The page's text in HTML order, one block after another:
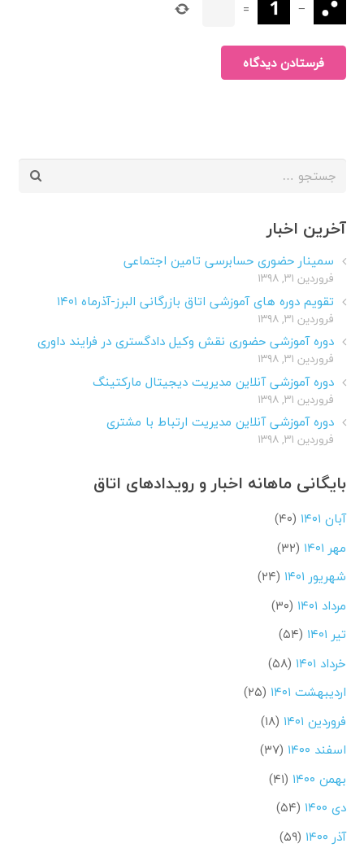
−
=
فرستادن دیدگاه
جستجو
آخرین اخبار
سمینار حضوری حسابرسی تامین اجتماعی
فروردین ۳۱, ۱۳۹۸
تقویم دوره های آموزشی اتاق بازرگانی البرز-آذرماه ۱۴۰۱
فروردین ۳۱, ۱۳۹۸
دوره آموزشی حضوری نقش وکیل دادگستری در فرایند داوری
فروردین ۳۱, ۱۳۹۸
دوره آموزشی آنلاین مدیریت دیجیتال مارکتینگ
فروردین ۳۱, ۱۳۹۸
دوره آموزشی آنلاین مدیریت ارتباط با مشتری
فروردین ۳۱, ۱۳۹۸
بایگانی ماهانه اخبار و رویدادهای اتاق
آبان ۱۴۰۱
(۴۰)
مهر ۱۴۰۱
(۳۲)
شهریور ۱۴۰۱
(۲۴)
مرداد ۱۴۰۱
(۳۰)
تیر ۱۴۰۱
(۵۴)
خرداد ۱۴۰۱
(۵۸)
اردیبهشت ۱۴۰۱
(۲۵)
فروردین ۱۴۰۱
(۱۸)
اسفند ۱۴۰۰
(۳۷)
بهمن ۱۴۰۰
(۴۱)
دی ۱۴۰۰
(۵۴)
آذر ۱۴۰۰
(۵۹)